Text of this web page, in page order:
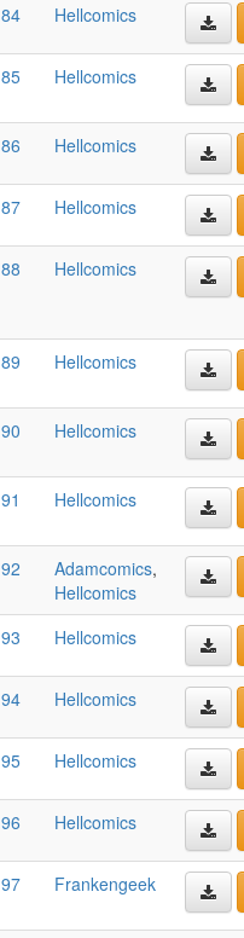
84 Hellcomics
85 Hellcomics
86 Hellcomics
87 Hellcomics
88 Hellcomics
89 Hellcomics
90 Hellcomics
91 Hellcomics
92 Adamcomics,
Hellcomics
93
Hellcomics
94 Hellcomics
95 Hellcomics
96 Hellcomics
97 Frankengeek